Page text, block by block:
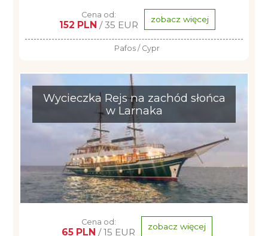
Cena od:
152 PLN / 35 EUR zobacz więcej
Pafos / Cypr
Wycieczka Rejs na zachód słońca
w Larnaka
Cena od:
65 PLN / 15 EUR zobacz więcej